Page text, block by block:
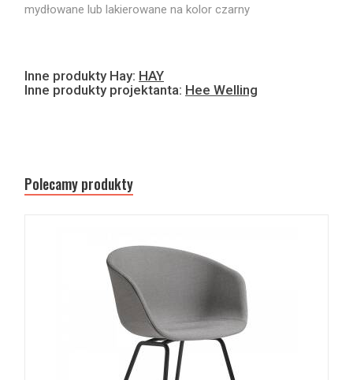
mydłowane lub lakierowane na kolor czarny
Inne produkty Hay: HAY
Inne produkty projektanta: Hee Welling
Polecamy produkty